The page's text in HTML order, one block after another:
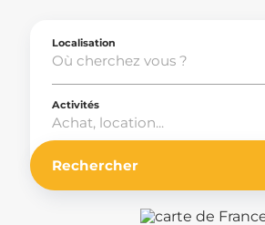
Localisation
Activités
Achat, location...
Rechercher